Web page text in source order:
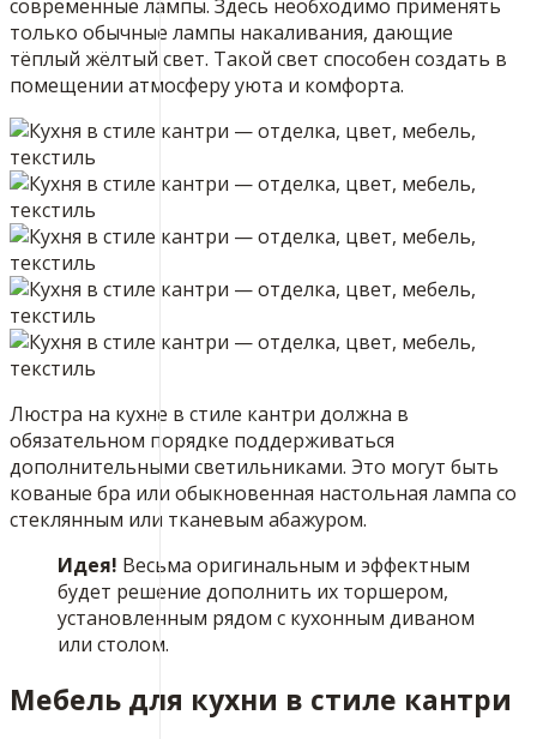
современные лампы. Здесь необходимо применять
только обычные лампы накаливания, дающие
тёплый жёлтый свет. Такой свет способен создать в
помещении атмосферу уюта и комфорта.
Люстра на кухне в стиле кантри должна в
обязательном порядке поддерживаться
дополнительными светильниками. Это могут быть
кованые бра или обыкновенная настольная лампа со
стеклянным или тканевым абажуром.
Идея! Весьма оригинальным и эффектным
будет решение дополнить их торшером,
установленным рядом с кухонным диваном
или столом.
Мебель для кухни в стиле кантри